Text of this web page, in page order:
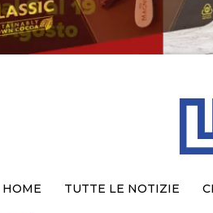
HOME TUTTE LE NOTIZIE